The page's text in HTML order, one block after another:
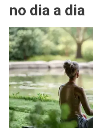
no dia a dia